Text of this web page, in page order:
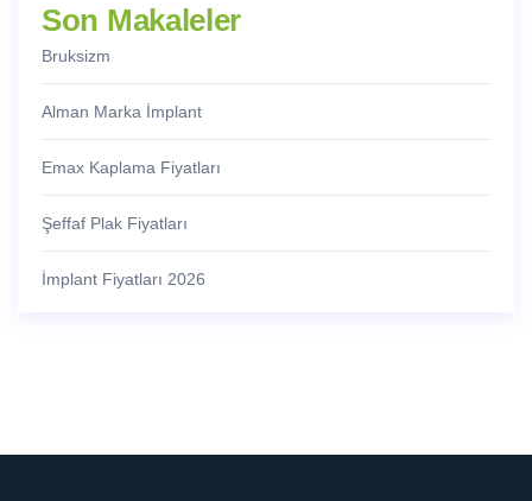
Son Makaleler
Bruksizm
Alman Marka İmplant
Emax Kaplama Fiyatları
Şeffaf Plak Fiyatları
İmplant Fiyatları 2026